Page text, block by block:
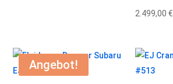
2.499,00€
Angebot!